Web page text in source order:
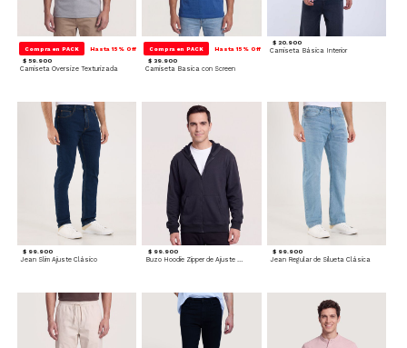
Compra en PACK Hasta 15% Off
$ 59.900
Camiseta Oversize Texturizada
Compra en PACK Hasta 15% Off
$ 39.900
Camiseta Basica con Screen
$ 20.900
Camiseta Básica Interior
$ 99.900
Jean Slim Ajuste Clásico
$ 99.900
Buzo Hoodie Zipper de Ajuste Cómodo
$ 99.900
Jean Regular de Silueta Clásica